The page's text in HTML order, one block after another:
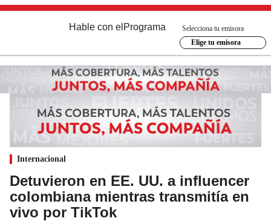
Hable con el Programa
Selecciona tu emisora
Elige tu emisora
Internacional
Detuvieron en EE. UU. a influencer
colombiana mientras transmitía en
vivo por TikTok